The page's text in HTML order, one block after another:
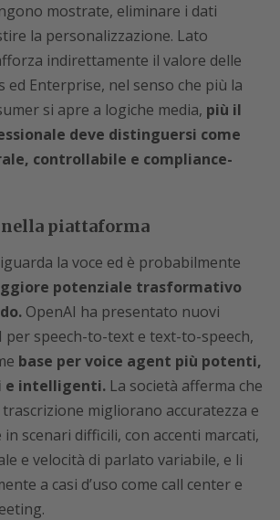
mostrate, eliminare i dati
la personalizzazione. Lato
indirettamente il valore delle
ed Enterprise, nel senso che più la
si apre a logiche media, più il
deve distinguersi come
controllabile e compliance-
nella piattaforma
la voce ed è probabilmente
potenziale trasformativo
OpenAI ha presentato nuovi
per speech-to-text e text-to-speech,
base per voice agent più potenti,
e intelligenti. La società afferma che
migliorano accuratezza e
scenari difficili, con accenti marcati,
e velocità di parlato variabile, e li
a casi d’uso come call center e